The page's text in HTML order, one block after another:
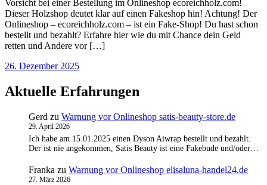
Vorsicht bei einer Bestellung im Onlineshop ecoreichholz.com!
Dieser Holzshop deutet klar auf einen Fakeshop hin! Achtung! Der
Onlineshop – ecoreichholz.com – ist ein Fake-Shop! Du hast schon
bestellt und bezahlt? Erfahre hier wie du mit Chance dein Geld
retten und Andere vor […]
26. Dezember 2025
Aktuelle Erfahrungen
Gerd zu Warnung vor Onlineshop satis-beauty-store.de
29. April 2026
Ich habe am 15.01.2025 einen Dyson Aiwrap bestellt und bezahlt.
Der ist nie angekommen, Satis Beauty ist eine Fakebude und/oder…
Franka zu Warnung vor Onlineshop elisaluna-handel24.de
27. März 2026